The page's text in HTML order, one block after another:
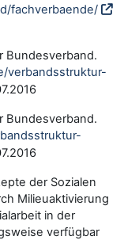
fachverbaende/
Bundesverband.
verbandsstruktur-
Bundesverband.
der Sozialen
Milieuaktivierung
in der
verfügbar